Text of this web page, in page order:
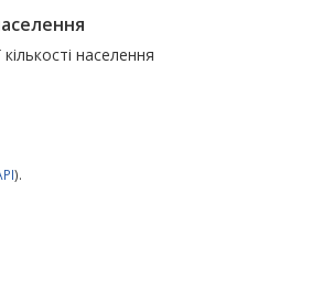
населення
).